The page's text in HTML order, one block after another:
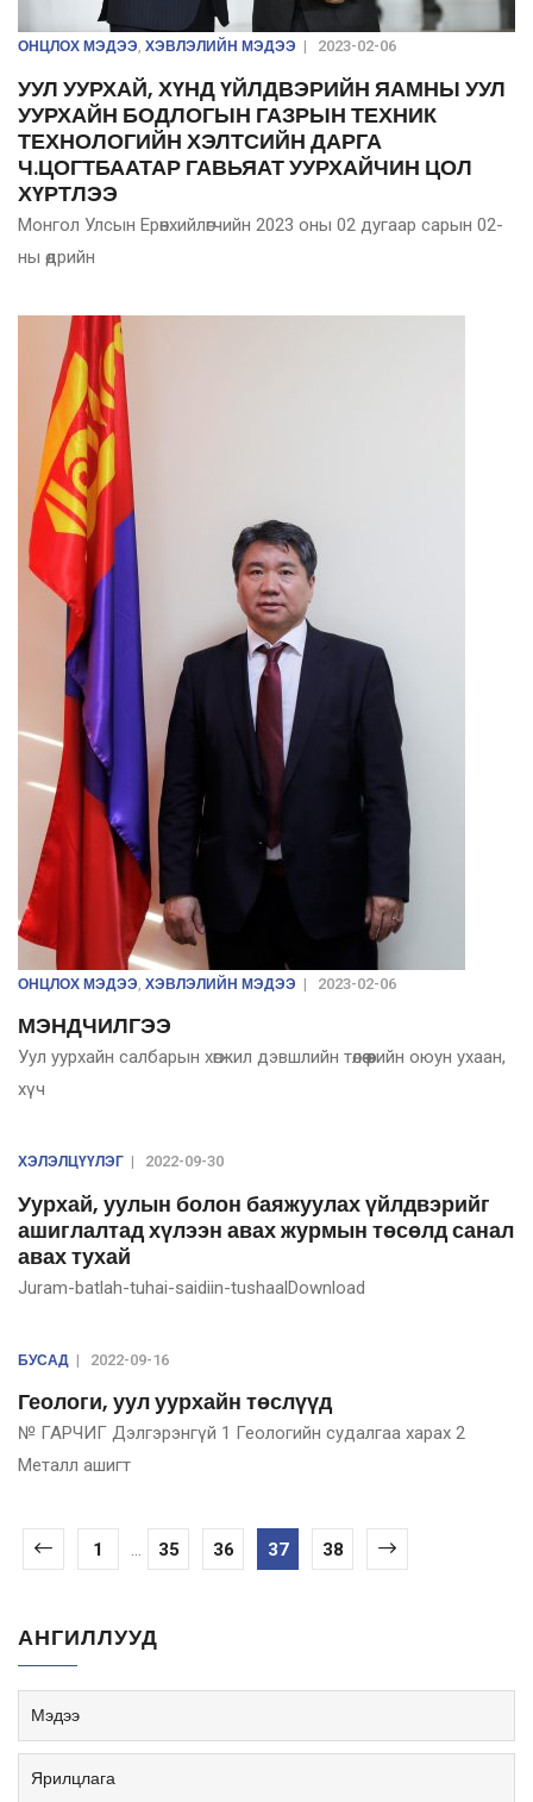
ОНЦЛОХ МЭДЭЭ, ХЭВЛЭЛИЙН МЭДЭЭ | 2023-02-06
УУЛ УУРХАЙ, ХҮНД ҮЙЛДВЭРИЙН ЯАМНЫ УУЛ
УУРХАЙН БОДЛОГЫН ГАЗРЫН ТЕХНИК
ТЕХНОЛОГИЙН ХЭЛТСИЙН ДАРГА
Ч.ЦОГТБААТАР ГАВЬЯАТ УУРХАЙЧИН ЦОЛ
ХҮРТЛЭЭ
Монгол Улсын Ерөнхийлөгчийн 2023 оны 02 дугаар сарын 02-
ны өдрийн
ОНЦЛОХ МЭДЭЭ ХЭВЛЭЛИЙН МЭДЭЭ | 2023-02-06
МЭНДЧИЛГЭЭ
Уул уурхайн салбарын хөгжил дэвшлийн төлөө өөрийн оюун ухаан,
хүч
ХЭЛЭЛЦҮҮЛЭГ | 2022-09-30
Уурхай, уулын болон баяжуулах үйлдвэрийг
ашиглалтад хүлээн авах журмын төсөлд санал
авах тухай
Juram-batlah-tuhai-saidiin-tushaalDownload
БУСАД | 2022-09-16
Геологи, уул уурхайн төслүүд
№ ГАРЧИГ Дэлгэрэнгүй 1 Геологийн судалгаа харах 2
Металл ашигт
1 ... 35 36 37 38
АНГИЛЛУУД
Мэдээ
Ярилцлага